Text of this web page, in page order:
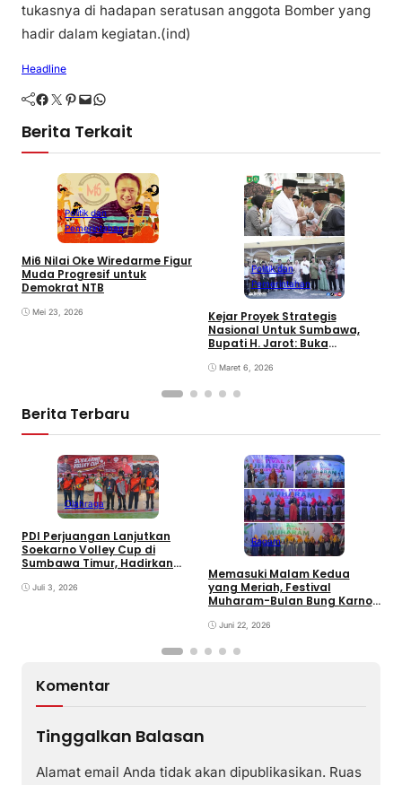
tukasnya di hadapan seratusan anggota Bomber yang
hadir dalam kegiatan.(ind)
Headline
Facebook Twitter Pinterest Mail WhatsApp
Berita Terkait
Politik dan
Pemerintahan
Mi6 Nilai Oke Wiredarme Figur
Muda Progresif untuk
Demokrat NTB
Mei 23, 2026
Politik dan
Pemerintahan
Kejar Proyek Strategis
Nasional Untuk Sumbawa,
Bupati H. Jarot: Buka
Tingkatkan Perekonomian
Maret 6, 2026
Berita Terbaru
Olahraga
PDI Perjuangan Lanjutkan
Soekarno Volley Cup di
Sumbawa Timur, Hadirkan
Rakyat
Juli 3, 2026
Ragam
Memasuki Malam Kedua
yang Meriah, Festival
Muharam-Bulan Bung Karno
Pemajuan Kebudayaan
Juni 22, 2026
Komentar
Tinggalkan Balasan
Alamat email Anda tidak akan dipublikasikan. Ruas